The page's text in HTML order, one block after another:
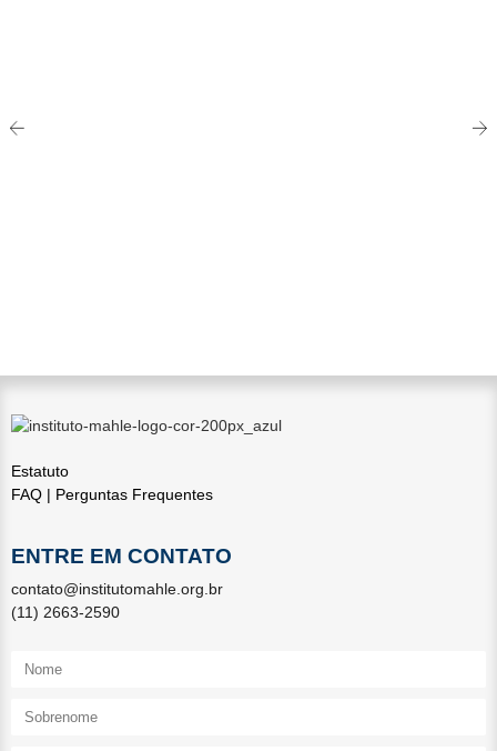
Estatuto
FAQ | Perguntas Frequentes
ENTRE EM CONTATO
contato@institutomahle.org.br
(11) 2663-2590